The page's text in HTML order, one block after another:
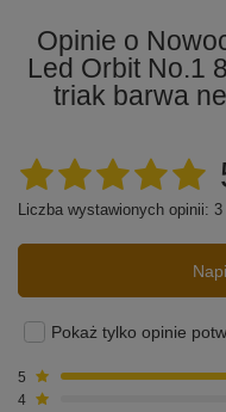
Opinie o
Led Orbit No.1
triak barwa
Liczba wystawionych opinii: 3
Pokaż tylko opinie
5
4